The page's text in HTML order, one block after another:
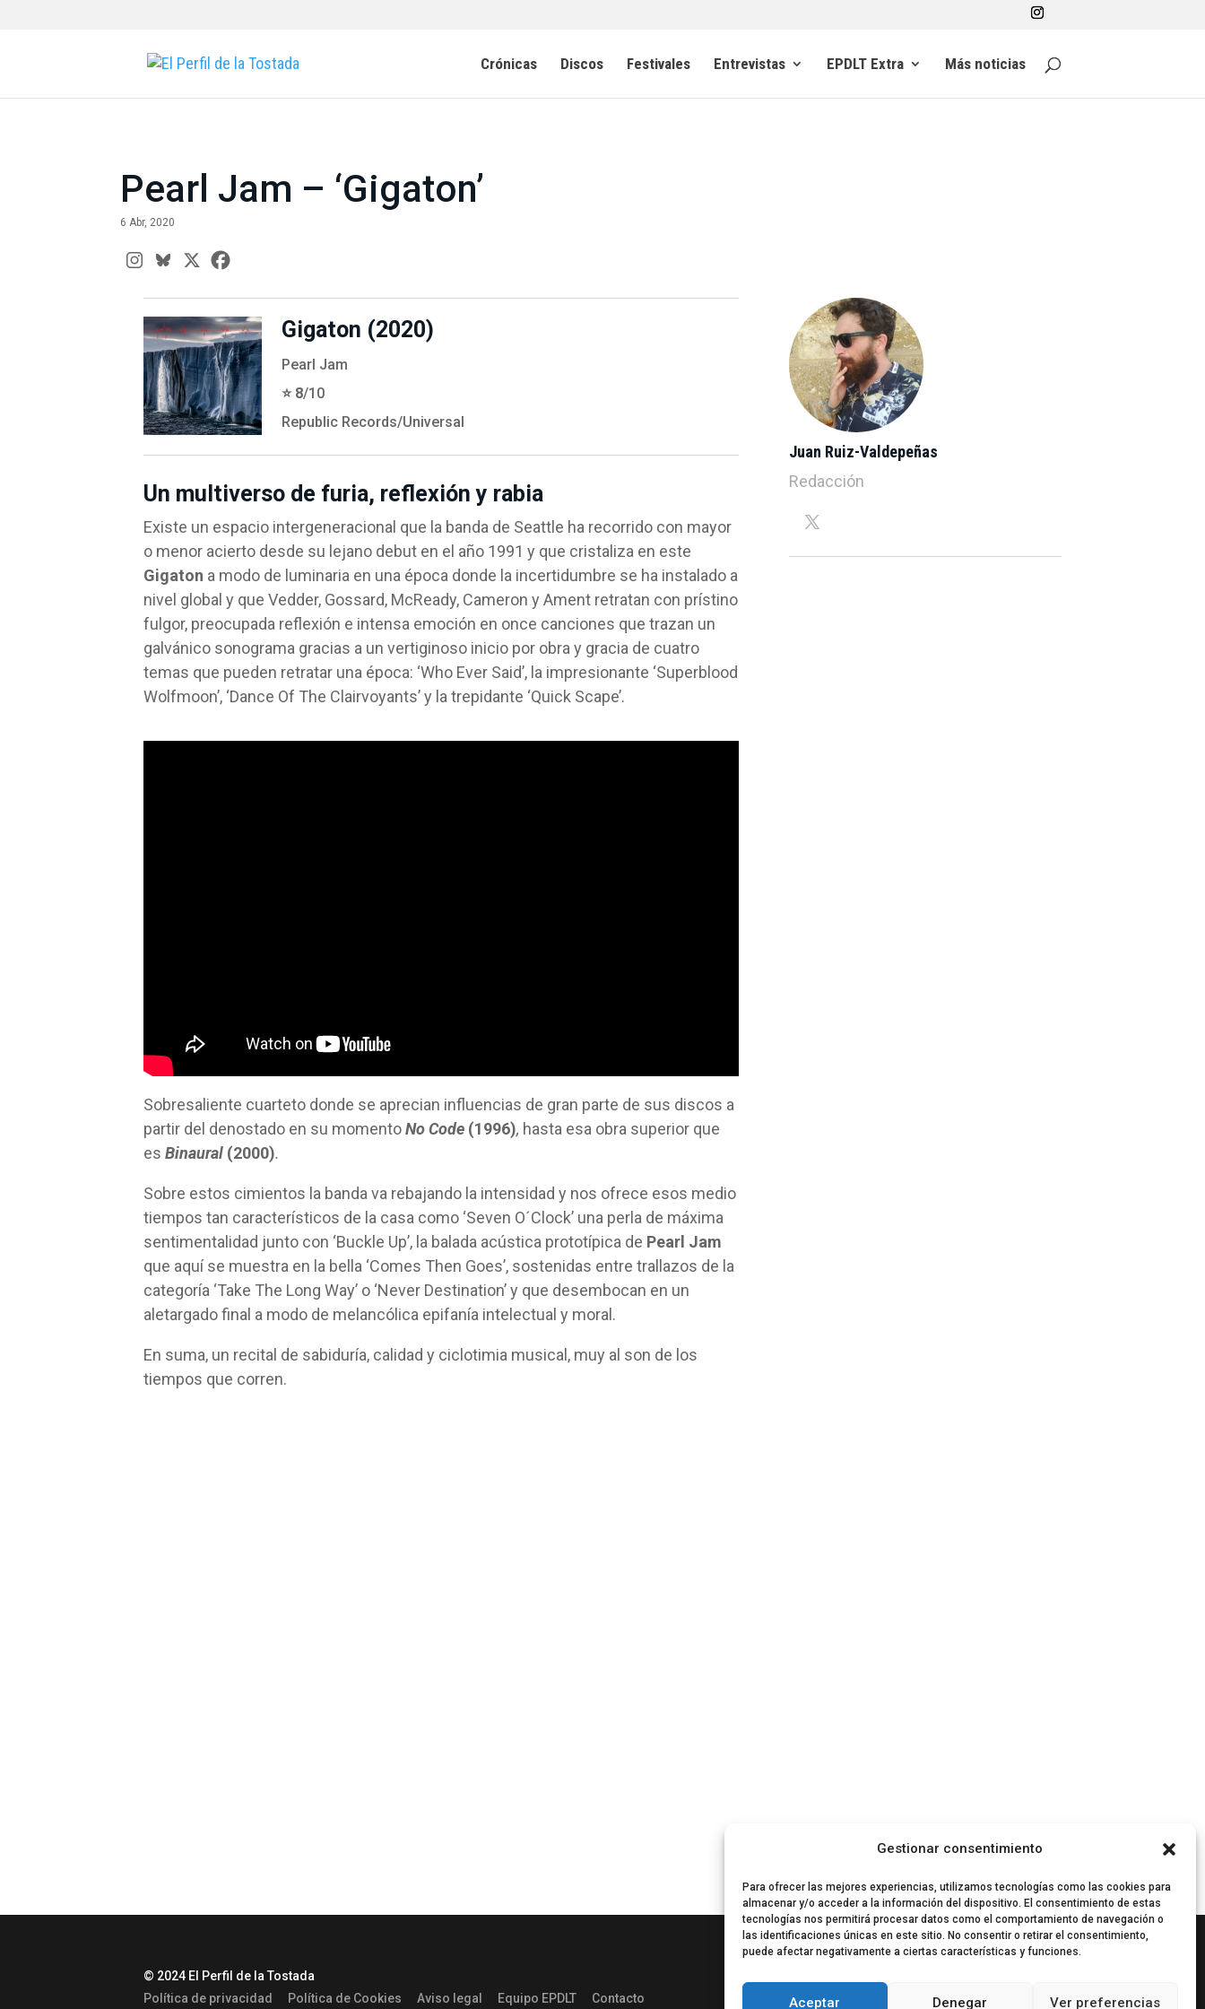
Gestionar consentimiento
Para ofrecer las mejores experiencias, utilizamos tecnologías como las cookies para
almacenar y/o acceder a la información del dispositivo. El consentimiento de estas
tecnologías nos permitirá procesar datos como el comportamiento de navegación o
las identificaciones únicas en este sitio. No consentir o retirar el consentimiento,
puede afectar negativamente a ciertas características y funciones.
Aceptar Denegar Ver preferencias
Crónicas Discos Festivales Entrevistas EPDLT Extra Más noticias
Pearl Jam – ‘Gigaton’
6 Abr, 2020
Gigaton (2020)
Pearl Jam
⭐️ 8/10
Republic Records/Universal
Un multiverso de furia, reflexión y rabia
Existe un espacio intergeneracional que la banda de Seattle ha recorrido con mayor
o menor acierto desde su lejano debut en el año 1991 y que cristaliza en este
Gigaton a modo de luminaria en una época donde la incertidumbre se ha instalado a
nivel global y que Vedder, Gossard, McReady, Cameron y Ament retratan con prístino
fulgor, preocupada reflexión e intensa emoción en once canciones que trazan un
galvánico sonograma gracias a un vertiginoso inicio por obra y gracia de cuatro
temas que pueden retratar una época: ‘Who Ever Said’, la impresionante ‘Superblood
Wolfmoon’, ‘Dance Of The Clairvoyants’ y la trepidante ‘Quick Scape’.
Sobresaliente cuarteto donde se aprecian influencias de gran parte de sus discos a
partir del denostado en su momentoNo Code (1996), hasta esa obra superior que
es Binaural (2000).
Sobre estos cimientos la banda va rebajando la intensidad y nos ofrece esos medio
tiempos tan característicos de la casa como ‘Seven O´Clock’ una perla de máxima
sentimentalidad junto con ‘Buckle Up’, la balada acústica prototípica de Pearl Jam
que aquí se muestra en la bella ‘Comes Then Goes’, sostenidas entre trallazos de la
categoría ‘Take The Long Way’ o ‘Never Destination’ y que desembocan en un
aletargado final a modo de melancólica epifanía intelectual y moral.
En suma, un recital de sabiduría, calidad y ciclotimia musical, muy al son de los
tiempos que corren.
Juan Ruiz-Valdepeñas
Redacción
© 2024 El Perfil de la Tostada
Política de privacidad
Política de Cookies Aviso legal Equipo EPDLT Contacto